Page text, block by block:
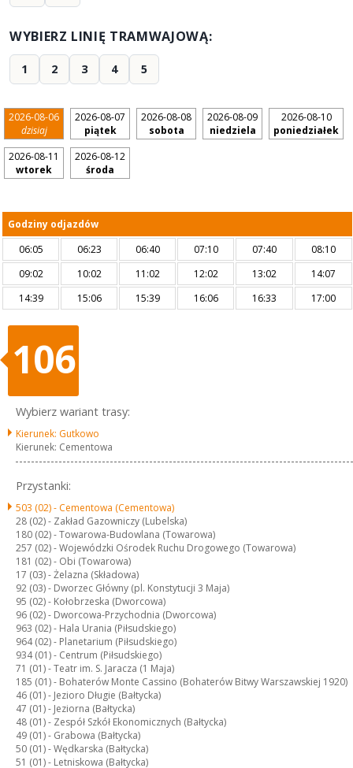
WYBIERZ LINIĘ TRAMWAJOWĄ:
1 2 3 4 5
2026-08-06
dzisiaj
2026-08-07
piątek
2026-08-08
sobota
2026-08-09
niedziela
2026-08-10
poniedziałek
2026-08-11
wtorek
2026-08-12
środa
Godziny odjazdów
06:05
06:23 06:40 07:10 07:40
08:10
09:02
10:02 11:02 12:02 13:02
14:07
14:39
15:06 15:39 16:06 16:33 17:00
106
Wybierz wariant trasy:
Kierunek: Gutkowo
Kierunek: Cementowa
Przystanki:
503 (02) - Cementowa (Cementowa)
28 (02) - Zakład Gazowniczy (Lubelska)
180 (02) -Towarowa-Budowlana (Towarowa)
257 (02) -Wojewódzki Ośrodek Ruchu Drogowego (Towarowa)
181 (02) - Obi (Towarowa)
17 (03) -Żelazna (Składowa)
92 (03) - Dworzec Główny (pl. Konstytucji 3 Maja)
95 (02) - Kołobrzeska (Dworcowa)
96 (02) - Dworcowa-Przychodnia (Dworcowa)
963 (02) - Hala Urania (Piłsudskiego)
964 (02) - Planetarium (Piłsudskiego)
934 (01) - Centrum (Piłsudskiego)
71 (01) -Teatr im. S. Jaracza (1 Maja)
185 (01) - Bohaterów Monte Cassino (Bohaterów Bitwy Warszawskiej 1920)
46 (01) - Jezioro Długie (Bałtycka)
47 (01) - Jeziorna (Bałtycka)
48 (01) - Zespół Szkół Ekonomicznych (Bałtycka)
49 (01) - Grabowa (Bałtycka)
50 (01) -Wędkarska (Bałtycka)
51 (01) - Letniskowa (Bałtycka)